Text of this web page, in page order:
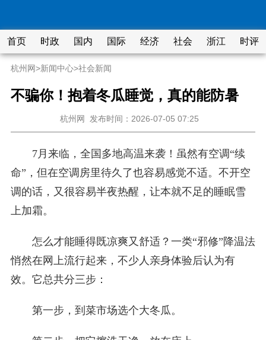
首页 时政 国内 国际 经济 社会 浙江 时评
杭州网>新闻中心>社会新闻
不骗你！抱着冬瓜睡觉，真的能防暑
杭州网 发布时间：2026-07-05 07:25
7月来临，全国多地高温来袭！虽然有空调“续
命”，但在空调房里待久了也容易感觉不适。不开空
调的话，又很容易半夜热醒，让本就不足的睡眠雪
上加霜。
怎么才能睡得既凉爽又舒适？一类“邪修”降温法
悄然在网上流行起来，不少人亲身体验后认为有
效。它总共分三步：
第一步，到菜市场选个大冬瓜。